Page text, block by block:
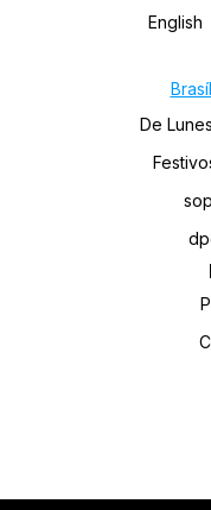
English
De